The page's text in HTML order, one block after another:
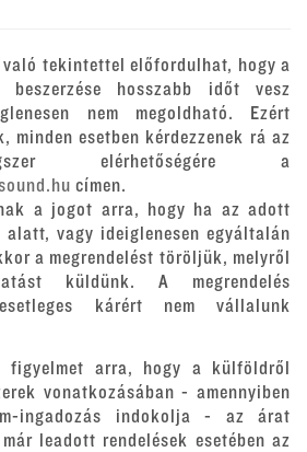
tekintettel előfordulhat, hogy a
beszerzése hosszabb időt vesz
nem megoldható. Ezért
minden esetben kérdezzenek rá az
elérhetőségére a
címen.
a jogot arra, hogy ha az adott
alatt, vagy ideiglenesen egyáltalán
a megrendelést töröljük, melyről
küldünk. A megrendelés
kárért nem vállalunk
figyelmet arra, hogy a külföldről
vonatkozásában - amennyiben
ingadozás indokolja - az árat
leadott rendelések esetében az